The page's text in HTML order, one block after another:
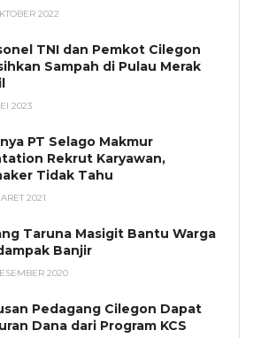
2022
TNI dan Pemkot Cilegon
Sampah di Pulau Merak
2023
PT Selago Makmur
Rekrut Karyawan,
Tidak Tahu
2021
Taruna Masigit Bantu Warga
Banjir
2020
Pedagang Cilegon Dapat
Dana dari Program KCS